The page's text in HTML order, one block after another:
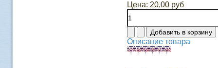
Цена: 20,00 руб
Описание товара